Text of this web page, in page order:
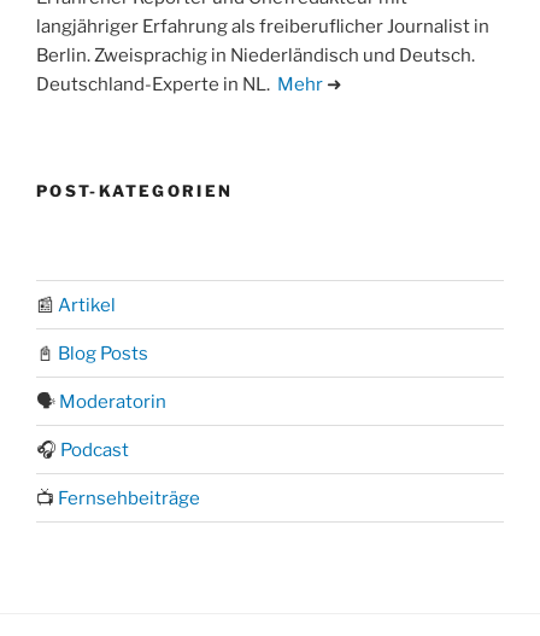
langjähriger Erfahrung als freiberuflicher Journalist in
Berlin. Zweisprachig in Niederländisch und Deutsch.
Deutschland-Experte in NL. Mehr ➜
POST-KATEGORIEN
📰 Artikel
📓 Blog Posts
🗣️ Moderatorin
🎧 Podcast
📺 Fernsehbeiträge